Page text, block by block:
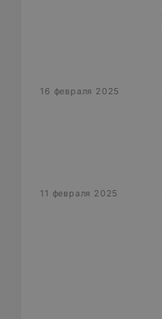
16 февраля 2025
11 февраля 2025